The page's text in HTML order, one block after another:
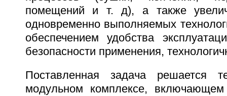
помещений и т. д), а также
одновременно выполняемых
обеспечением удобства
безопасности применения,
Поставленная задача решается
модульном комплексе,